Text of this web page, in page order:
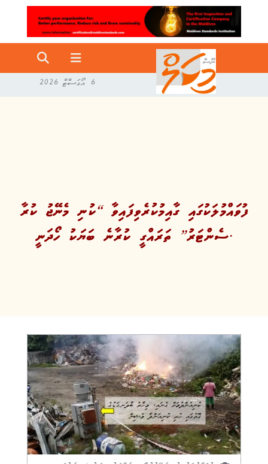
6 އޯގަސްޓް 2026
ފުވައްމުލަކުގައި ގާއިމުކުރެވިފައިވާ “ކުނި މެނޭޖު ކުރާ
ސެންޓަރު” ތަރައްގީ ކުރާނެ ބަޔަކު ހޯދަނީ.